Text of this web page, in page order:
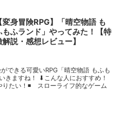
【変身冒険RPG】「晴空物語 も
もふランド」やってみた！【特
解説・感想レビュー】
できる可愛いRPG「晴空物語 もふも
きますね！ ⬇︎こんな人におすすめ！
たい！◾️ スローライフ的なゲーム